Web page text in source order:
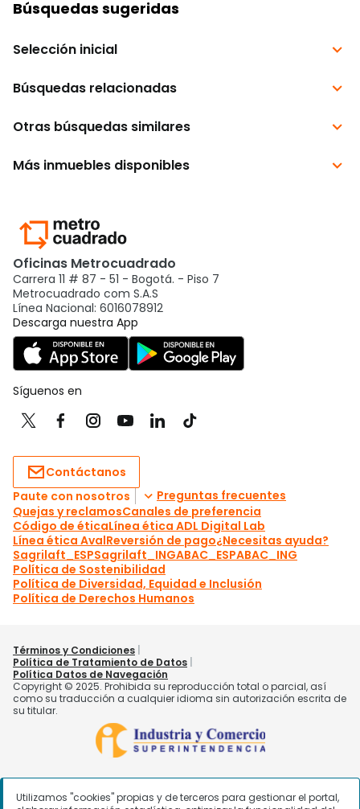
Utilizamos "cookies" propias y de terceros para gestionar el portal,